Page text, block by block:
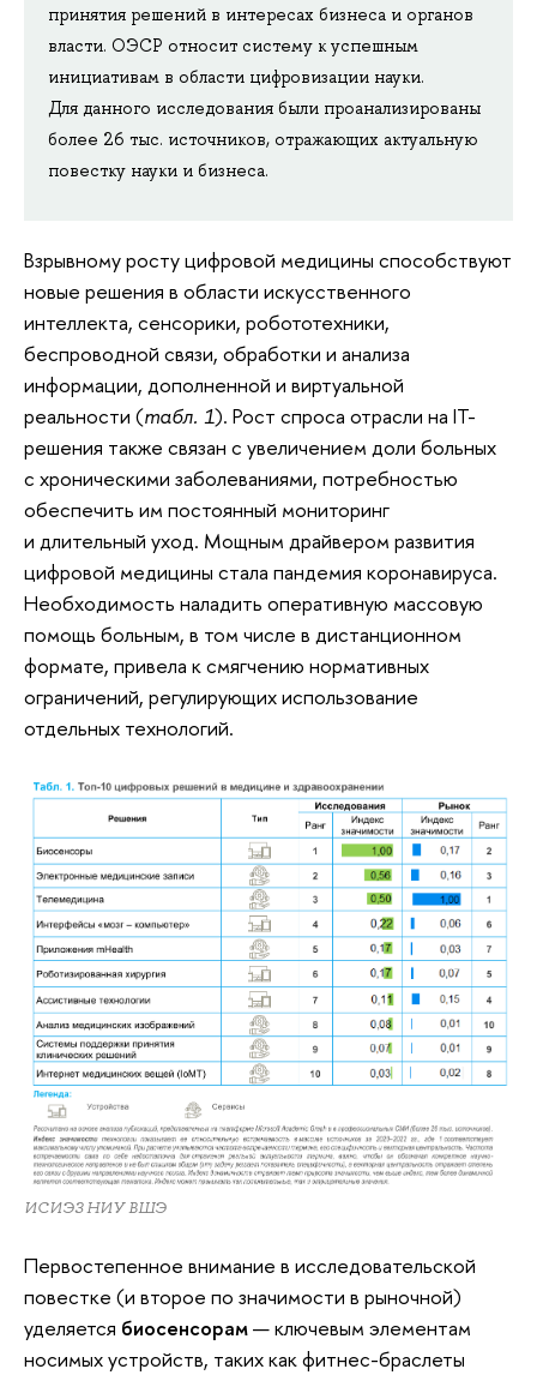
принятия решений в интересах бизнеса и органов
власти. ОЭСР относит систему к успешным
инициативам в области цифровизации науки.
Для данного исследования были проанализированы
более 26 тыс. источников, отражающих актуальную
повестку науки и бизнеса.
Взрывному росту цифровой медицины способствуют
новые решения в области искусственного
интеллекта, сенсорики, робототехники,
беспроводной связи, обработки и анализа
информации, дополненной и виртуальной
реальности (табл. 1). Рост спроса отрасли на IT-
решения также связан с увеличением доли больных
с хроническими заболеваниями, потребностью
обеспечить им постоянный мониторинг
и длительный уход. Мощным драйвером развития
цифровой медицины стала пандемия коронавируса.
Необходимость наладить оперативную массовую
помощь больным, в том числе в дистанционном
формате, привела к смягчению нормативных
ограничений, регулирующих использование
отдельных технологий.
ИСИЭЗ НИУ ВШЭ
Первостепенное внимание в исследовательской
повестке (и второе по значимости в рыночной)
уделяется биосенсорам— ключевым элементам
носимых устройств, таких как фитнес-браслеты